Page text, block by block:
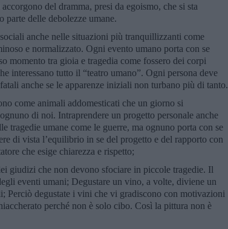
del dramma, presi da egoismo, che si sta
parte delle debolezze umane.
anche nelle situazioni più tranquillizzanti come
e normalizzato. Ogni evento umano porta con se
momento tra gioia e tragedia come fossero dei corpi
interessano tutto il “teatro umano”. Ogni persona deve
anche se le apparenze iniziali non turbano più di tanto.
come animali addomesticati che un giorno si
di noi. Intraprendere un progetto personale anche
tragedie umane come le guerre, ma ognuno porta con se
di vista l’equilibrio in se del progetto e del rapporto con
che esige chiarezza e rispetto;
giudizi che non devono sfociare in piccole tragedie. Il
eventi umani; Degustare un vino, a volte, diviene un
Perciò degustate i vini che vi gradiscono con motivazioni
perché non è solo cibo. Così la pittura non è